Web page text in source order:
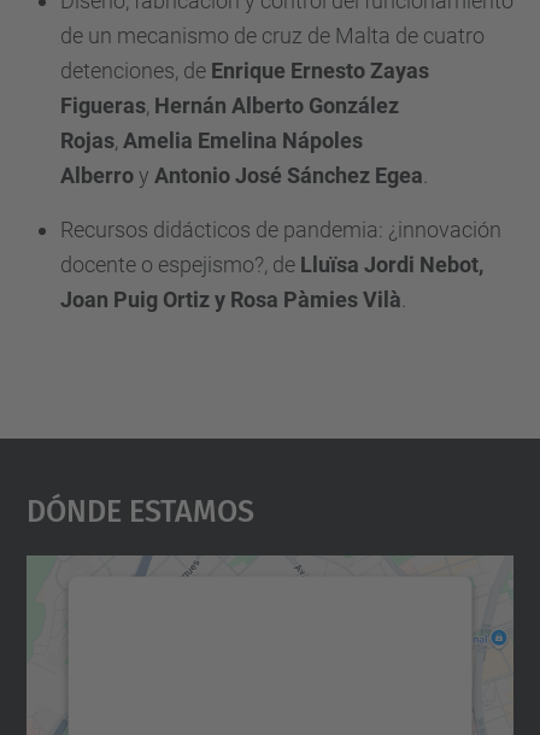
de un mecanismo de cruz de Malta de cuatro
detenciones, de Enrique Ernesto Zayas
Figueras, Hernán Alberto González
Rojas, Amelia Emelina Nápoles
Alberroy Antonio José Sánchez Egea
Recursos didácticos de pandemia: ¿innovación
docente o espejismo?, de Lluïsa Jordi Nebot,
Joan Puig Ortiz y Rosa Pàmies Vilà
Dónde Estamos